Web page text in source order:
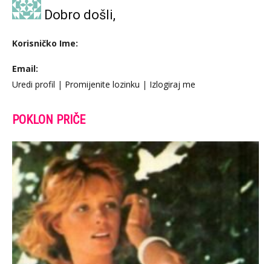
Dobro došli,
Korisničko Ime:
Email:
Uredi profil | Promijenite lozinku | Izlogiraj me
POKLON PRIČE